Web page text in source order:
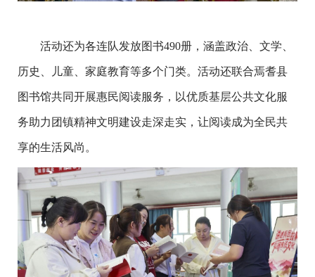
活动还为各连队发放图书490册，涵盖政治、文学、
历史、儿童、家庭教育等多个门类。活动还联合焉耆县
图书馆共同开展惠民阅读服务，以优质基层公共文化服
务助力团镇精神文明建设走深走实，让阅读成为全民共
享的生活风尚。